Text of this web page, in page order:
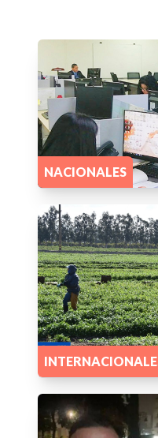
NACIONALES